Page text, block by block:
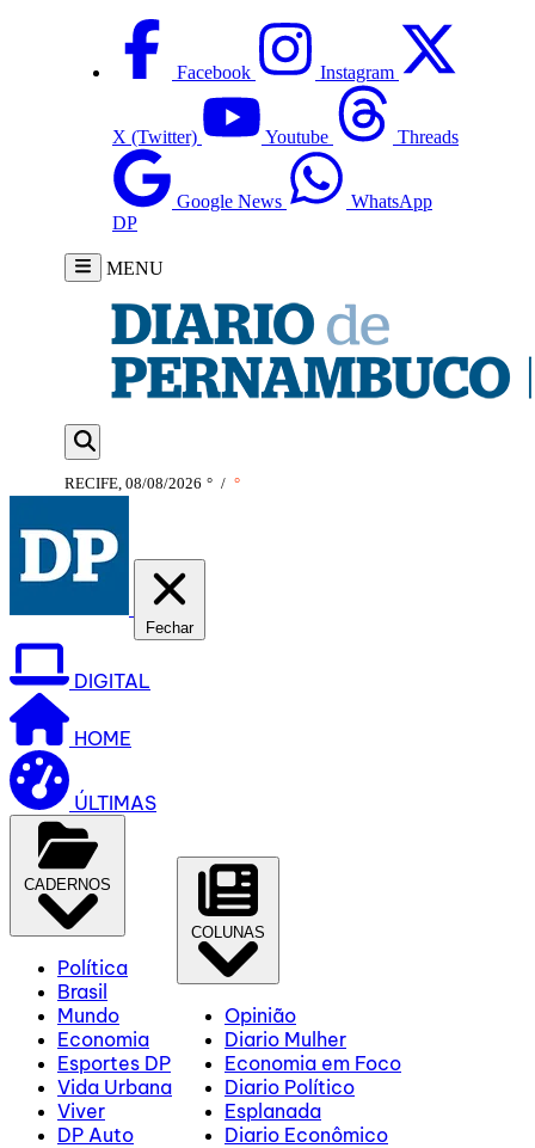
Facebook Instagram
X (Twitter) Youtube Threads
Google News
WhatsApp
DP
MENU
RECIFE, 08/08/2026 ° / °
Fechar
DIGITAL
HOME
ÚLTIMAS
CADERNOS
Política
Brasil
Mundo
Economia
Esportes DP
Vida Urbana
Viver
DP Auto
COLUNAS
Opinião
Diario Mulher
Economia em Foco
Diario Político
Esplanada
Diario Econômico